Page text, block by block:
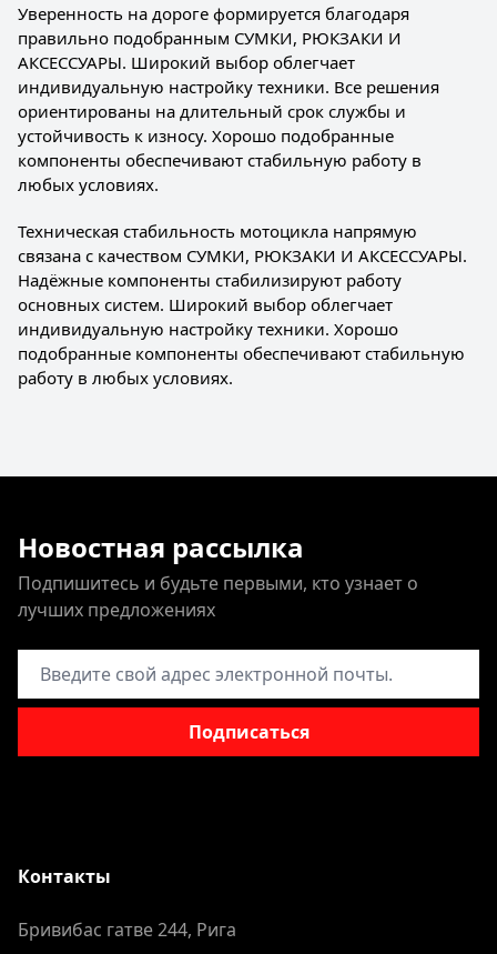
Уверенность на дороге формируется благодаря
правильно подобранным СУМКИ, РЮКЗАКИ И
АКСЕССУАРЫ. Широкий выбор облегчает
индивидуальную настройку техники. Все решения
ориентированы на длительный срок службы и
устойчивость к износу. Хорошо подобранные
компоненты обеспечивают стабильную работу в
любых условиях.
Техническая стабильность мотоцикла напрямую
связана с качеством СУМКИ, РЮКЗАКИ И АКСЕССУАРЫ.
Надёжные компоненты стабилизируют работу
основных систем. Широкий выбор облегчает
индивидуальную настройку техники. Хорошо
подобранные компоненты обеспечивают стабильную
работу в любых условиях.
Новостная рассылка
Подпишитесь и будьте первыми, кто узнает о
лучших предложениях
Адрес электронной почты
Подписаться
Контакты
Бривибас гатве 244, Рига